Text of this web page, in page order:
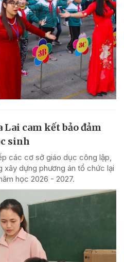
cam kết bảo đảm
sinh
các cơ sở giáo dục công lập,
xây dựng phương án tổ chức lại
học 2026 - 2027.